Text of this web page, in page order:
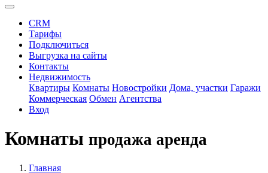
CRM
Тарифы
Подключиться
Выгрузка на сайты
Контакты
Недвижимость
Квартиры Комнаты Новостройки Дома, участки Гаражи
Коммерческая Обмен Агентства
Вход
Комнаты продажа аренда
Главная